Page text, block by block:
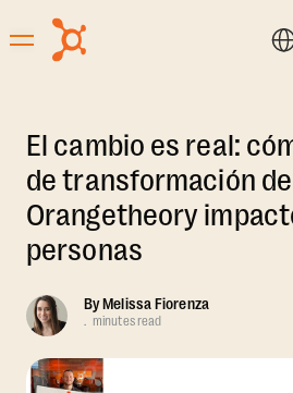
El cambio es real:
de transformación de
Orangetheory
personas
ByMelissa Fiorenza
. minutes read